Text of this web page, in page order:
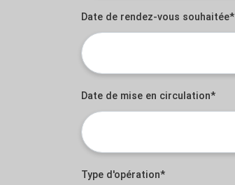
Date de rendez-vous souhaitée*
Date de mise en circulation*
Type d'opération*